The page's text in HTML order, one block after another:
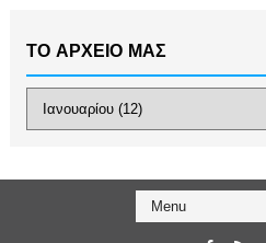
ΤΟ ΑΡΧΕΙΟ ΜΑΣ